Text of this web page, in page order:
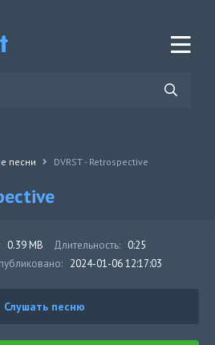
песни DVRST - Retrospective
0.39 MB Длительность: 0:25
2024-01-06 12:17:03
Слушать песню